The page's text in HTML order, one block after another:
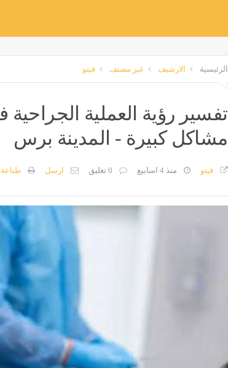
الرئيسية الارشيف غير مصنف فيتو
تفسير رؤية العملية الجراحية
مشاكل كبيرة - المدينة برس
فيتو منذ 4 اسابيع 0 تعليق ارسل طباعة